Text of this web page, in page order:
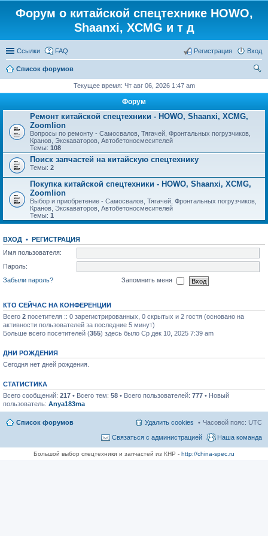
Форум о китайской спецтехнике HOWO,
Shaanxi, XCMG и т д
Ссылки FAQ Вход
Регистрация
Список форумов
Текущее время: Чт авг 06, 2026 1:47 am
Форум
Ремонт китайской спецтехники - HOWO, Shaanxi, XCMG,
Zoomlion
Вопросы по ремонту - Самосвалов, Тягачей, Фронтальных погрузчиков,
Кранов, Экскаваторов, Автобетоносмесителей
Темы: 108
Поиск запчастей на китайскую спецтехнику
Темы: 2
Покупка китайской спецтехники - HOWO, Shaanxi, XCMG,
Zoomlion
Выбор и приобретение - Самосвалов, Тягачей, Фронтальных погрузчиков,
Кранов, Экскаваторов, Автобетоносмесителей
Темы: 1
ВХОД • РЕГИСТРАЦИЯ
Имя пользователя:
Пароль:
Забыли пароль?
Запомнить меня
КТО СЕЙЧАС НА КОНФЕРЕНЦИИ
Всего 2 посетителя :: 0 зарегистрированных, 0 скрытых и 2 гостя (основано на
активности пользователей за последние 5 минут)
Больше всего посетителей (355) здесь было Ср дек 10, 2025 7:39 am
ДНИ РОЖДЕНИЯ
Сегодня нет дней рождения.
СТАТИСТИКА
Всего сообщений: 217 • Всего тем: 58 • Всего пользователей: 777 • Новый
пользователь: Anya183ma
Список форумов Часовой пояс: UTC
Удалить cookies
Наша команда
Связаться с администрацией
Большой выбор спецтехники и запчастей из КНР - http://china-spec.ru